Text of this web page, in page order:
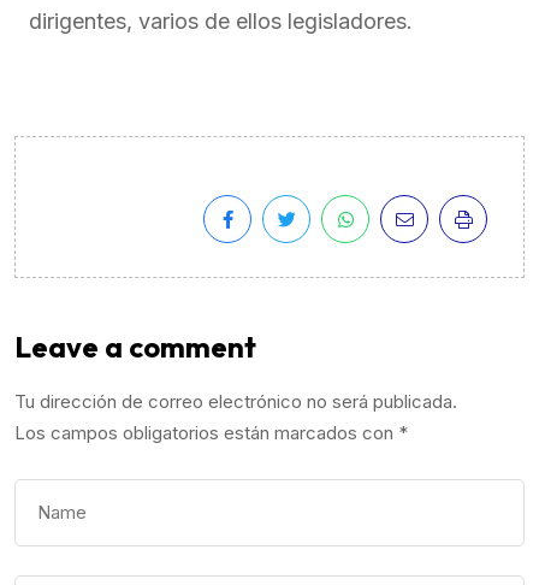
dirigentes, varios de ellos legisladores.
Leave a comment
Tu dirección de correo electrónico no será publicada.
Los campos obligatorios están marcados con *